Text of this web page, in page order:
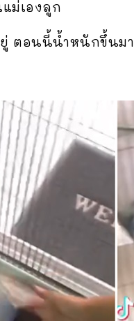
ม่เองลูก
ตอนนี้น้ำหนักขึ้นม